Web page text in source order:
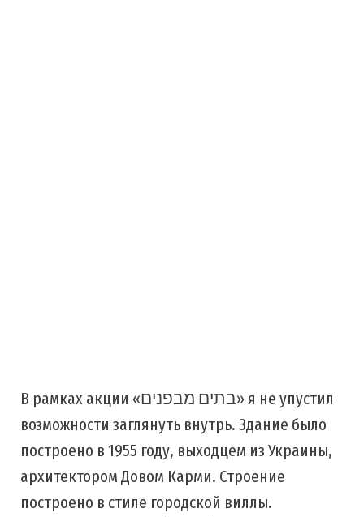
В рамках акции «בתים מבפנים» я не упустил
возможности заглянуть внутрь. Здание было
построено в 1955 году, выходцем из Украины,
архитектором Довом Карми. Строение
построено в стиле городской виллы.